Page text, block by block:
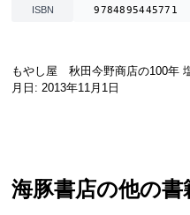
ISBN 9784895445771
もやし屋 秋田今野商店の100年
月日: 2013年11月1日
海豚書店の他の書